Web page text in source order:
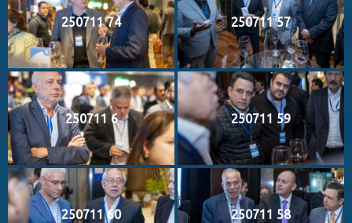
250711 74 250711 57
250711 6 250711 59
250711 60 250711 58